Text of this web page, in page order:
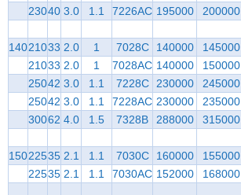
23040 3.0 1.1 7226AC 195000 200000
14021033 2.0 1 7028C 140000 145000
21033 2.0 1 7028AC 140000 150000
25042 3.0 1.1 7228C 230000 245000
25042 3.0 1.1 7228AC 230000 235000
30062 4.0 1.5 7328B 288000 315000
15022535 2.1 1.1 7030C 160000 155000
22535 2.1 1.1 7030AC 152000 168000